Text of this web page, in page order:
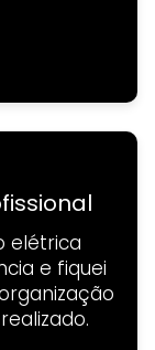
elétrica
e fiquei